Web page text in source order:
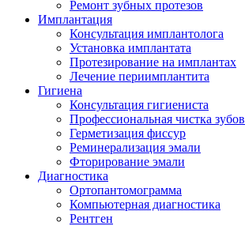
Ремонт зубных протезов
Имплантация
Консультация имплантолога
Установка имплантата
Протезирование на имплантах
Лечение периимплантита
Гигиена
Консультация гигиениста
Профессиональная чистка зубов
Герметизация фиссур
Реминерализация эмали
Фторирование эмали
Диагностика
Ортопантомограмма
Компьютерная диагностика
Рентген